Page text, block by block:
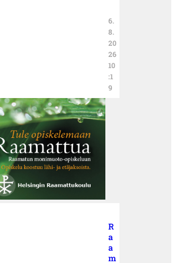
6.
8.
20
26
10
:1
9
R
a
a
m